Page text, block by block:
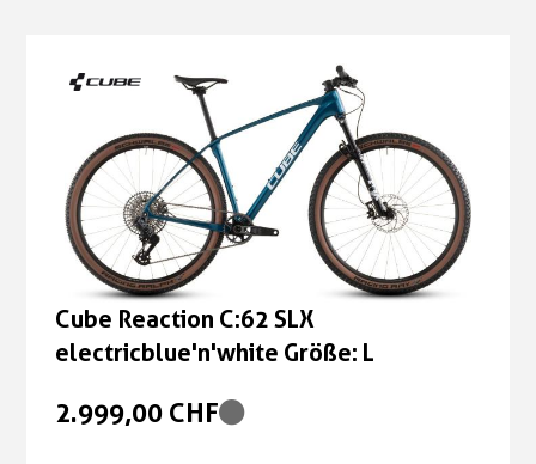
Cube Reaction C:62 SLX
electricblue'n'white Größe: L
2.999,00 CHF